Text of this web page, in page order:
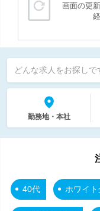
画面の更
どんな求人をお探しで
勤務地・本社
40代 ホワイト